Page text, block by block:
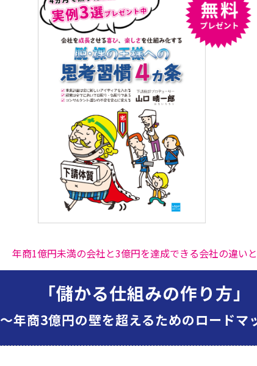
年商1億円未満の会社と3億円を達成できる会社の違い
「儲かる仕組みの作り方」
〜年商3億円の壁を超えるためのロードマ